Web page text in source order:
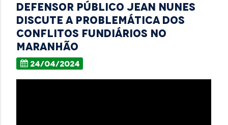
Defensor Público Jean Nunes
discute a problemática dos
conflitos fundiários no
Maranhão
24/04/2024